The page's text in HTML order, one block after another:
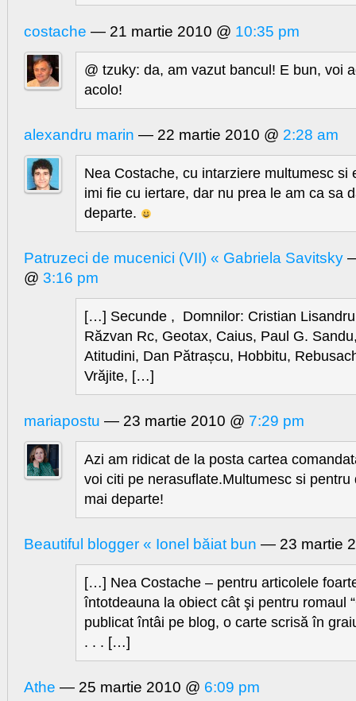
costache — 21 martie 2010 @ 10:35 pm
@ tzuky: da, am vazut bancul! E bun, voi
acolo!
alexandru marin — 22 martie 2010 @ 2:28 am
Nea Costache, cu intarziere multumesc si
imi fie cu iertare, dar nu prea le am ca sa
departe.
Patruzeci de mucenici (VII) « Gabriela Savitsky
@ 3:16 pm
[…] Secunde , Domnilor: Cristian
Răzvan Rc, Geotax, Caius, Paul G.
Atitudini, Dan Pătrașcu, Hobbitu,
Vrăjite, […]
mariapostu — 23 martie 2010 @ 7:29 pm
Azi am ridicat de la posta cartea
voi citi pe nerasuflate.Multumesc si pentru
mai departe!
Beautiful blogger « Ionel băiat bun — 23 martie
[…] Nea Costache – pentru articolele
întotdeauna la obiect cât şi pentru romaul
publicat întâi pe blog, o carte scrisă în
. . . […]
Athe — 25 martie 2010 @ 6:09 pm